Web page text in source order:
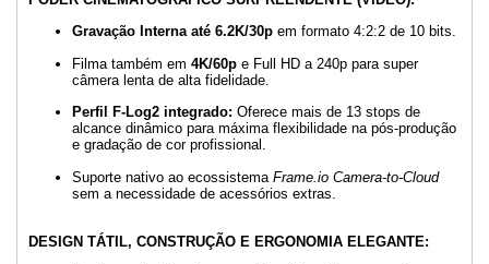
Gravação Interna até 6.2K/30p em formato 4:2:2 de 10 bits.
Filma também em 4K/60p e Full HD a 240p para super
câmera lenta de alta fidelidade.
Perfil F-Log2 integrado: Oferece mais de 13 stops de
alcance dinâmico para máxima flexibilidade na pós-produção
e gradação de cor profissional.
Suporte nativo ao ecossistema Frame.io Camera-to-Cloud
sem a necessidade de acessórios extras.
DESIGN TÁTIL, CONSTRUÇÃO E ERGONOMIA ELEGANTE: